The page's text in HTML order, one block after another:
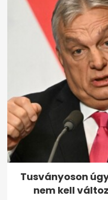
Többe
Tusványoson
nem kell